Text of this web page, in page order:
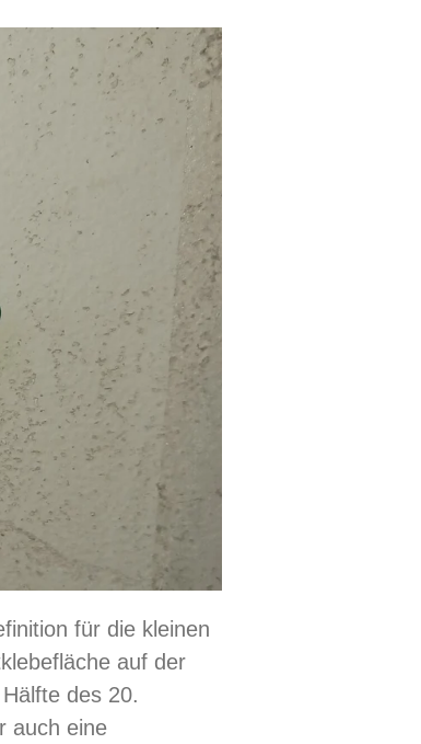
für die kleinen
auf der
des 20.
auch eine